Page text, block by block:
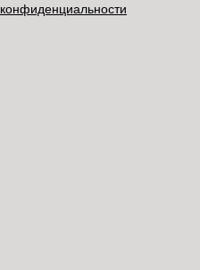
конфиденциальности